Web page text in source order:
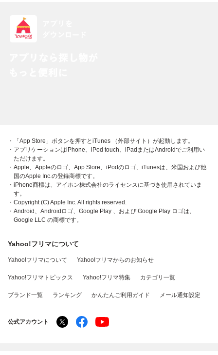
・「App Store」ボタンを押すとiTunes （外部サイト）が起動します。
・アプリケーションはiPhone、iPod touch、iPadまたはAndroidでご利用い
ただけます。
・Apple、Appleのロゴ、App Store、iPodのロゴ、iTunesは、米国および他
国のApple Inc.の登録商標です。
・iPhone商標は、アイホン株式会社のライセンスに基づき使用されていま
す。
・Copyright (C) Apple Inc. All rights reserved.
・Android、Androidロゴ、Google Play 、および Google Play ロゴは、
Google LLC の商標です。
Yahoo!フリマについて
Yahoo!フリマについて Yahoo!フリマからのお知らせ
Yahoo!フリマトピックス Yahoo!フリマ特集 カテゴリ一覧
ブランド一覧 ランキング かんたんご利用ガイド メール通知設定
公式アカウント